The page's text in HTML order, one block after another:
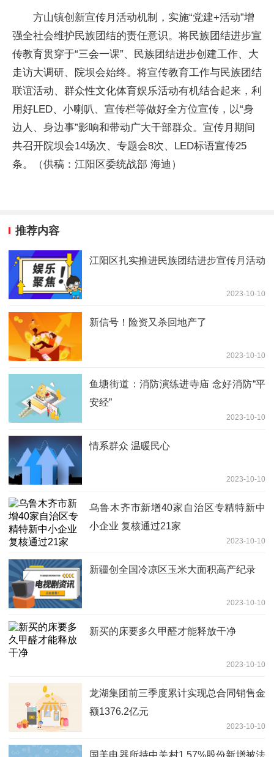
方山镇创新宣传月活动机制，实施“党建+活动”增
强全社会维护民族团结的责任意识。将民族团结进步宣
传教育贯穿于“三会一课”、民族团结进步创建工作、大
走访大调研、院坝会始终。将宣传教育工作与民族团结
联谊活动、群众性文化体育娱乐活动有机结合起来，利
用好LED、小喇叭、宣传栏等做好全方位宣传，以“身
边人、身边事”影响和带动广大干部群众。宣传月期间
共召开院坝会14场次、专题会8次、LED标语宣传25
条。（供稿：江阳区委统战部 海迪）
推荐内容
江阳区扎实推进民族团结进步宣传月活动
2023-10-10
新信号！险资又杀回地产了
2023-10-10
鱼塘街道：消防演练进寺庙 念好消防“平
安经”
2023-10-10
情系群众 温暖民心
2023-10-10
乌鲁木齐市新增40家自治区专精特新中
小企业 复核通过21家
2023-10-10
新疆创全国冷凉区玉米大面积高产纪录
2023-10-10
新买的床要多久甲醛才能释放干净
2023-10-10
龙湖集团前三季度累计实现总合同销售金
额1376.2亿元
2023-10-10